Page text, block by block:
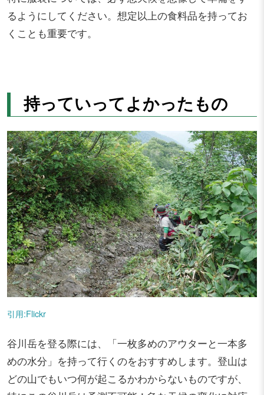
るようにしてください。想定以上の食料品を持ってお
くことも重要です。
持っていってよかったもの
引用:Flickr
谷川岳を登る際には、「一枚多めのアウターと一本多
めの水分」を持って行くのをおすすめします。登山は
どの山でもいつ何が起こるかわからないものですが、